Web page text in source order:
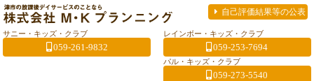
自己評価結果等の公表
サニー・キッズ・クラブ
059-261-9832
レインボー・キッズ・クラブ
059-253-7694
パル・キッズ・クラブ
059-273-5540